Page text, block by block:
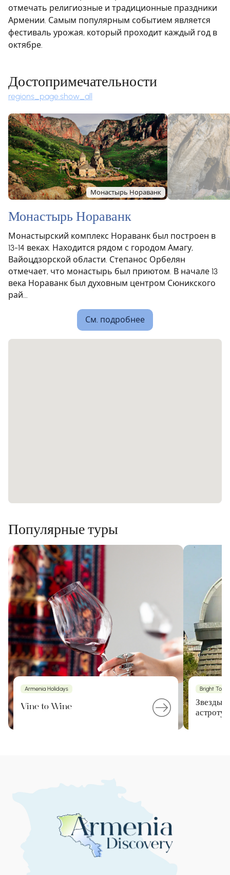
отмечать религиозные и традиционные праздники
Армении. Самым популярным событием является
фестиваль урожая, который проходит каждый год в
октябре.
Достопримечательности
regions_page.show_all
Монастырь Нораванк
Монастырь Нораванк
Монастырский комплекс Нораванк был построен в
13-14 веках. Находится рядом с городом Амагу,
Вайоцдзорской области. Степанос Орбелян
отмечает, что монастырь был приютом. В начале 13
века Нораванк был духовным центром Сюникского
рай...
См. подробнее
Популярные туры
Armenia Holidays
Vine to Wine
Bright Tour
Звезды
астротур